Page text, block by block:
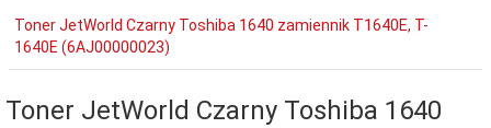
Toner JetWorld Czarny Toshiba 1640 zamiennik T1640E, T-
1640E (6AJ00000023)
Toner JetWorld Czarny Toshiba 1640